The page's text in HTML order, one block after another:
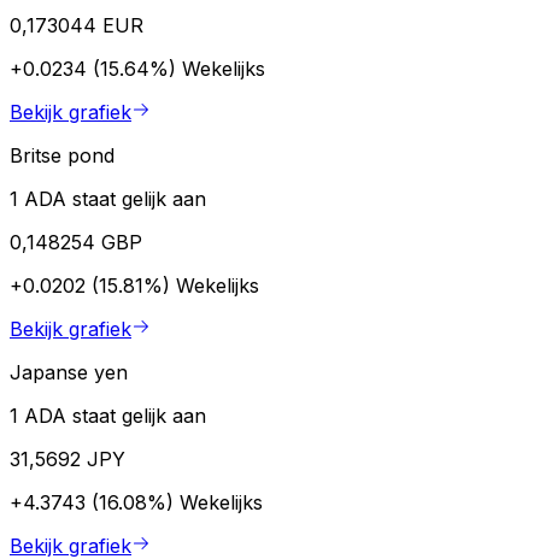
0,173044 EUR
+0.0234 (15.64%) Wekelijks
Bekijk grafiek
Britse pond
1 ADA staat gelijk aan
0,148254 GBP
+0.0202 (15.81%) Wekelijks
Bekijk grafiek
Japanse yen
1 ADA staat gelijk aan
31,5692 JPY
+4.3743 (16.08%) Wekelijks
Bekijk grafiek